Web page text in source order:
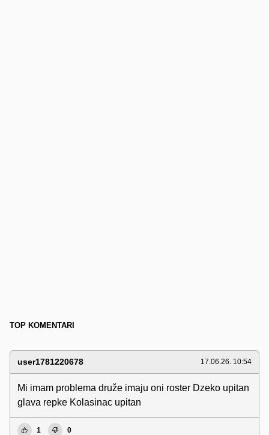
TOP KOMENTARI
user1781220678 17.06.26. 10:54
Mi imam problema druže imaju oni roster Dzeko upitan
glava repke Kolasinac upitan
1 0